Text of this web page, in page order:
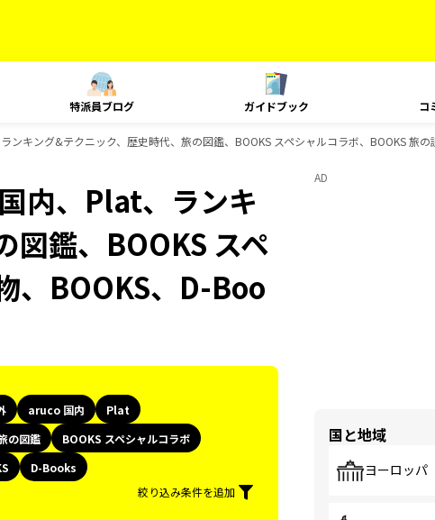
特派員ブログ ガイドブック コ
キング&テクニック、歴史時代、旅の図鑑、BOOKS スペシャルコラボ、BOOKS 旅
内、Plat、ランキ
図鑑、BOOKS スペ
、BOOKS、D-Boo
aruco 国内
Plat
の図鑑
BOOKS スペシャルコラボ
D-Books
絞り込み条件を追加
AD
国と地域
ヨーロッパ